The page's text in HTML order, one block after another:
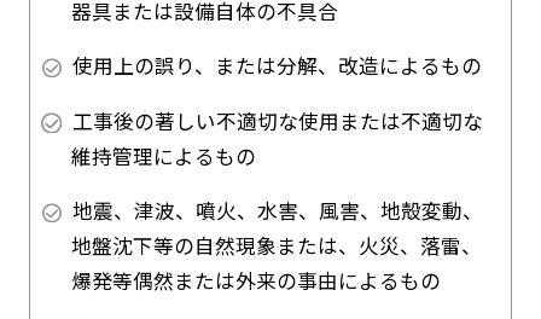
器具または設備自体の不具合
使用上の誤り、または分解、改造によるもの
工事後の著しい不適切な使用または不適切な
維持管理によるもの
地震、津波、噴火、水害、風害、地殻変動、
地盤沈下等の自然現象または、火災、落雷、
爆発等偶然または外来の事由によるもの